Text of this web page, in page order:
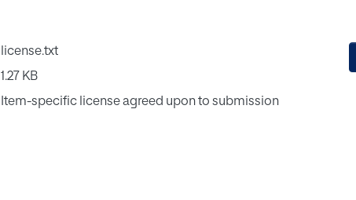
license.txt
1.27 KB
Item-specific license agreed upon to submission